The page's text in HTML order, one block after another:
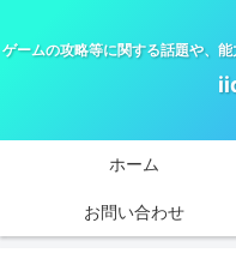
ゲームの攻略等に関する話題や、
ホーム
お問い合わせ